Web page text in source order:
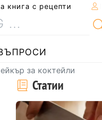
книга с рецепти
за коктейли
Статии